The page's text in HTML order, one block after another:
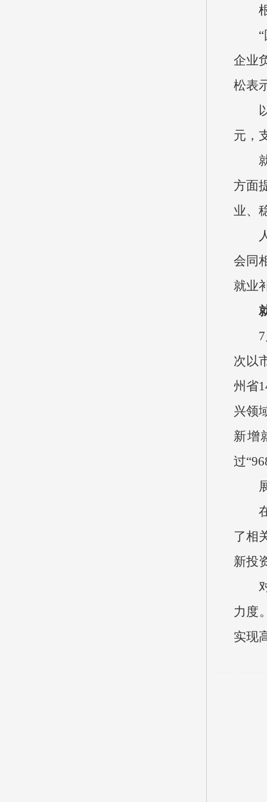
企业
松表
元，
方面
业、
会同
就业
次以
州省
兴领
新增
过
了相
新投
力度
实现